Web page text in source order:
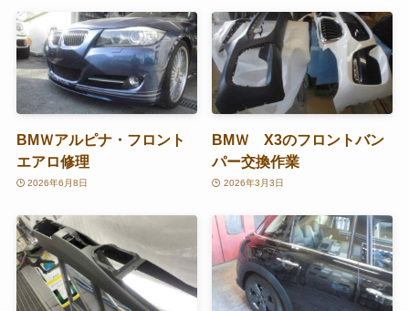
BMＷアルピナ・フロント
エアロ修理
2026年6月8日
BMＷ X3のフロントバン
パー交換作業
2026年3月3日